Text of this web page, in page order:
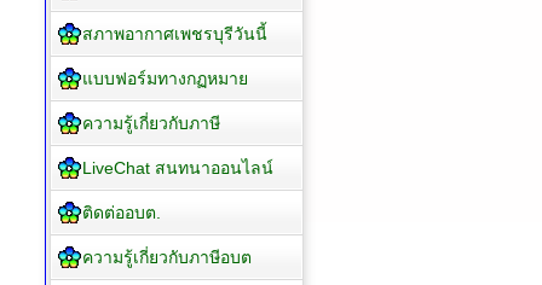
สภาพอากาศเพชรบุรีวันนี้
แบบฟอร์มทางกฏหมาย
ความรู้เกี่ยวกับภาษี
LiveChat สนทนาออนไลน์
ติดต่ออบต.
ความรู้เกี่ยวกับภาษีอบต